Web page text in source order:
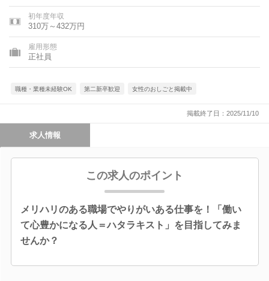
初年度年収
310万～432万円
雇用形態
正社員
職種・業種未経験OK 第二新卒歓迎 女性のおしごと掲載中
掲載終了日：2025/11/10
求人情報
この求人のポイント
メリハリのある職場でやりがいある仕事を！「働い
て心豊かになる人＝ハタラキスト」を目指してみま
せんか？